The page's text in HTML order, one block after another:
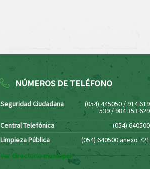
NÚMEROS DE TELÉFONO
Seguridad Ciudadana (054) 445050 / 914 619
539 / 984 353 629
Central Telefónica
(054) 640500
Limpieza Pública
(054) 640500 anexo 721
Ver directorio municipal